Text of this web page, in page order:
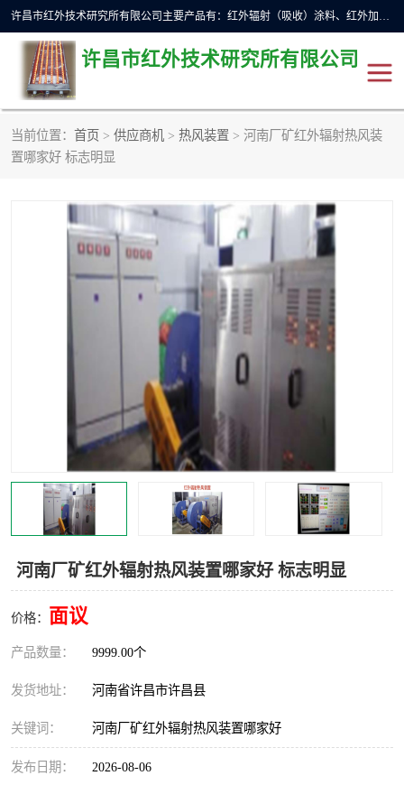
许昌市红外技术研究所有限公司主要产品有：红外辐射（吸收）涂料、红外加热元件、红外辐射加热模块（板）、红外辐射加热炉（箱）、快速红外辐射加热器、系列高端红外加热实验设备、系列红外加热控制器等。
许昌市红外技术研究所有限公司
当前位置： 首页 > 供应商机 > 热风装置 > 河南厂矿红外辐射热风装
置哪家好 标志明显
河南厂矿红外辐射热风装置哪家好 标志明显
价格： 面议
产品数量： 9999.00个
发货地址： 河南省许昌市许昌县
关键词： 河南厂矿红外辐射热风装置哪家好
发布日期： 2026-08-06
红外加热设备
红外辐射涂料 红外辐射加热器
红外辐射加热模块 定制红外加热实验设备
红外加热元件 红外辐射吸收涂料
高端红外加热实验设备 电工电气
红外加热控制器
热环境试验设备
红外辐射表面材料 定波长红外辐射加热器
快速红外辐射聚焦炉 烤箱烘箱